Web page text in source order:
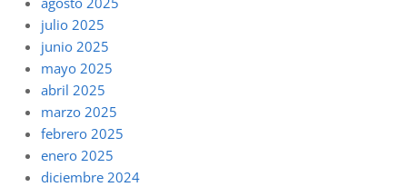
julio 2025
junio 2025
mayo 2025
abril 2025
marzo 2025
febrero 2025
enero 2025
diciembre 2024